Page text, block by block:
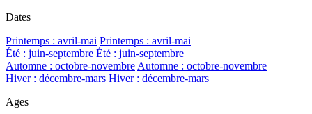
Dates
Printemps : avril-mai Printemps : avril-mai
Été : juin-septembre Été : juin-septembre
Automne : octobre-novembre Automne : octobre-novembre
Hiver : décembre-mars Hiver : décembre-mars
Ages